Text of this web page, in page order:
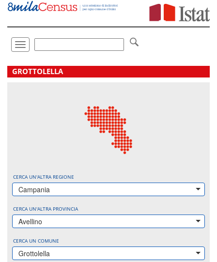
Vai
direttamente
Toggle
navigation
.
GROTTOLELLA
CERCA UN'ALTRA REGIONE
Campania
CERCA UN'ALTRA PROVINCIA
Avellino
CERCA UN COMUNE
Grottolella